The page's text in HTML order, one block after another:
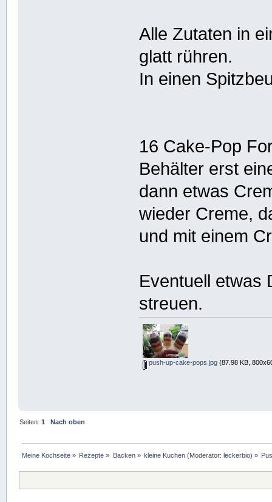
Alle Zutaten in
glatt rühren.
In einen
16 Cake-Pop
Behälter erst
dann etwas
wieder Creme,
und mit einem
Eventuell etwas
streuen.
push-up-cake-pops.jpg(87.98 KB,
Seiten:1 Nach oben
Meine Kochseite » Rezepte » Backen» kleine Kuchen (Moderator:leckerbio) »